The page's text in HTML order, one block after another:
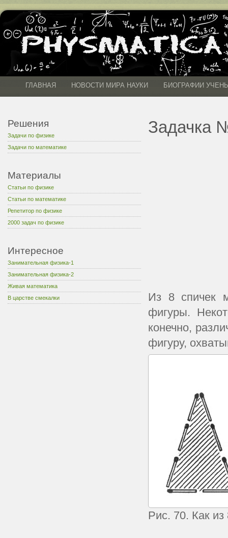
ГЛАВНАЯ НОВОСТИ МИРА НАУКИ БИОГРАФИИ
Решения
Задачи по физике
Задачи по математике
Материалы
Статьи по физике
Статьи по математике
Репетитор по физике
2000 задач по физике
Интересное
Занимательная физика-1
Занимательная физика-2
Живая математика
В царстве смекалки
Задачка
Из 8 спичек
фигуры.
конечно,
фигуру,
Рис. 70. Как